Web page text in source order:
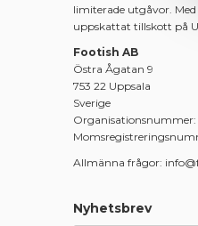
limiterade utgåvor.
uppskattat tillskott på
Footish AB
Östra Ågatan 9
753 22 Uppsala
Sverige
Organisationsnummer:
Allmänna frågor:
Nyhetsbrev